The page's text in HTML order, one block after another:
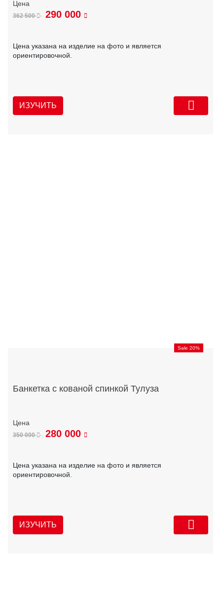
362 500 290 000
Цена указана на изделие на фото и является
ориентировочной.
ИЗУЧИТЬ
Sale 20%
Банкетка с кованой спинкой Тулуза
350 000 280 000
Цена указана на изделие на фото и является
ориентировочной.
ИЗУЧИТЬ